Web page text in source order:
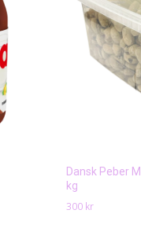
Dansk Peber
kg
300 kr